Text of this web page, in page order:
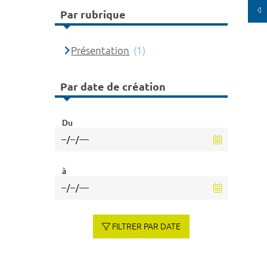
Par rubrique
Présentation (1)
Par date de création
Du
à
FILTRER PAR DATE